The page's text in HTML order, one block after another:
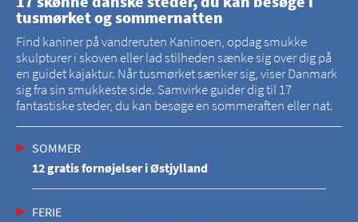
tusmørket og sommernatten
Find kaniner på vandreruten Kaninoen, opdag smukke
skulpturer i skoven eller lad stilheden sænke sig over dig på
en guidet kajaktur. Når tusmørket sænker sig, viser Danmark
sig fra sin smukkeste side. Samvirke guider dig til 17
fantastiske steder, du kan besøge en sommeraften eller nat.
SOMMER
12 gratis fornøjelser i Østjylland
FERIE